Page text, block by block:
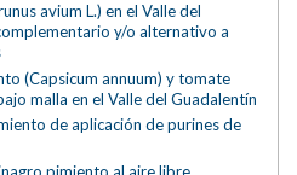
avium L.) en el Valle del
y/o alternativo a
(Capsicum annuum) y tomate
malla en el Valle del Guadalentín
de aplicación de purines de